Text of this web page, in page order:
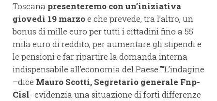
Toscana presenteremo con un’iniziativa
giovedì 19 marzoe che prevede, tra l’altro, un
bonus di mille euro per tutti i cittadini fino a 55
mila euro di reddito, per aumentare gli stipendi e
le pensioni e far ripartire la domanda interna
indispensabile all’economia del Paese.”“L’indagine
–dice Mauro Scotti, Segretario generale Fnp-
Cisl- evidenzia una situazione di forti differenze